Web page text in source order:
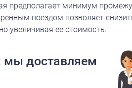
предполагает минимум
поездом позволяет
увеличивая ее стоимость.
мы доставляем